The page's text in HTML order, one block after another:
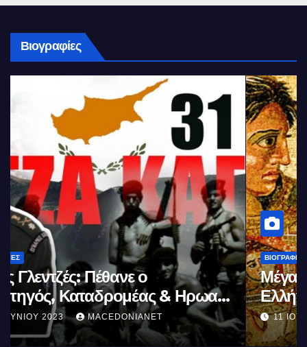
Βιογραφίες
ΒΙΟΓΡΑΦΊΕΣ
Μέγας Αλέξανδρος: Ο μέγιστος των
Ελλήνων
11 ΙΟΥΝΊΟΥ 2023 MACEDONIANET